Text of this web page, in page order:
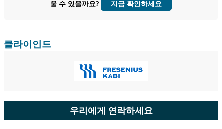
울 수 있을까요?
지금 확인하세요
클라이언트
우리에게 연락하세요